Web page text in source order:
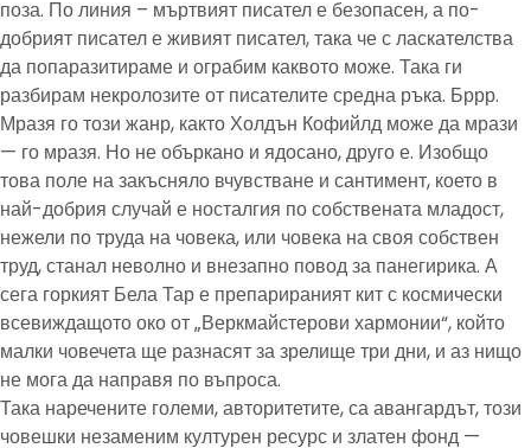
поза. По линия – мъртвият писател е безопасен, а по-
добрият писател е живият писател, така че с ласкателства
да попаразитираме и ограбим каквото може. Така ги
разбирам некролозите от писателите средна ръка. Бррр.
Мразя го този жанр, както Холдън Кофийлд може да мрази
— го мразя. Но не объркано и ядосано, друго е. Изобщо
това поле на закъсняло вчувстване и сантимент, което в
най-добрия случай е носталгия по собствената младост,
нежели по труда на човека, или човека на своя собствен
труд, станал неволно и внезапно повод за панегирика. А
сега горкият Бела Тар е препарираният кит с космически
всевиждащото око от „Веркмайстерови хармонии“, който
малки човечета ще разнасят за зрелище три дни, и аз нищо
не мога да направя по въпроса.
Така наречените големи, авторитетите, са авангардът, този
човешки незаменим културен ресурс и златен фонд —